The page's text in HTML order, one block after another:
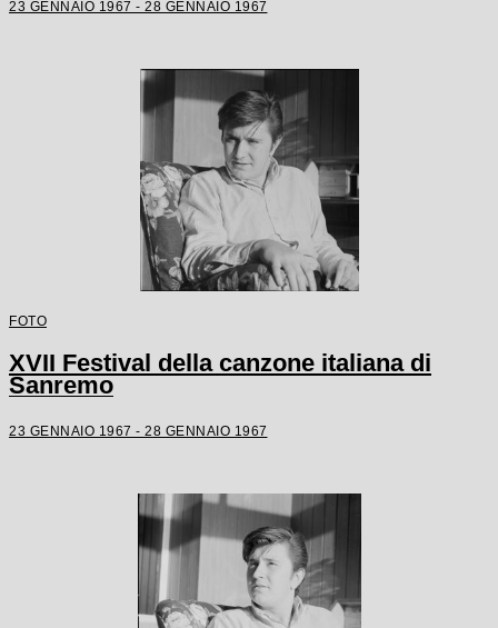
23 GENNAIO 1967 - 28 GENNAIO 1967
FOTO
XVII Festival della canzone italiana di
Sanremo
23 GENNAIO 1967 - 28 GENNAIO 1967